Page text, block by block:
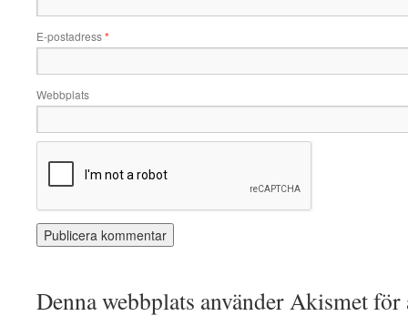
E-postadress*
Webbplats
Denna webbplats använder Akismet